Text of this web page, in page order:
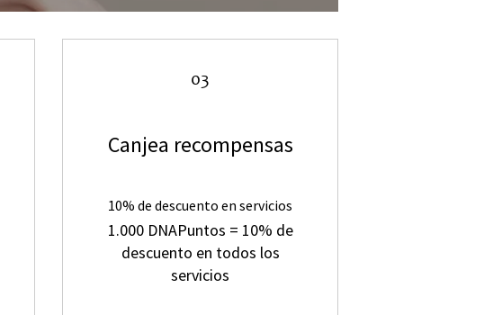
03
Canjea recompensas
10% de descuento en servicios
1.000 DNAPuntos = 10% de
descuento en todos los
servicios